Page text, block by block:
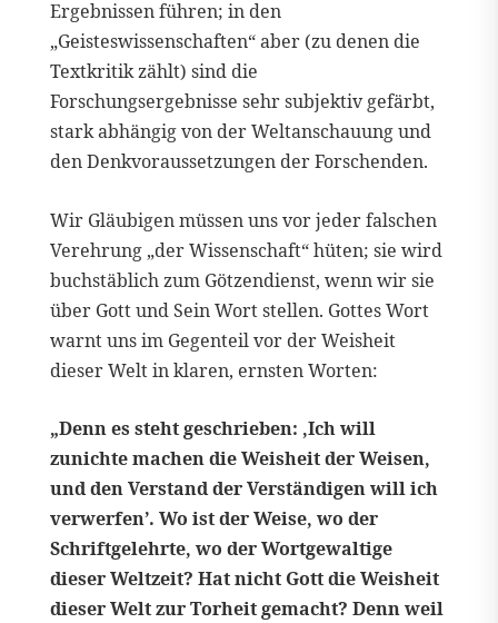
Ergebnissen führen; in den
„Geisteswissenschaften“ aber (zu denen die
Textkritik zählt) sind die
Forschungsergebnisse sehr subjektiv gefärbt,
stark abhängig von der Weltanschauung und
den Denkvoraussetzungen der Forschenden.
Wir Gläubigen müssen uns vor jeder falschen
Verehrung „der Wissenschaft“ hüten; sie wird
buchstäblich zum Götzendienst, wenn wir sie
über Gott und Sein Wort stellen. Gottes Wort
warnt uns im Gegenteil vor der Weisheit
dieser Welt in klaren, ernsten Worten:
„Denn es steht geschrieben: ‚Ich will
zunichte machen die Weisheit der Weisen,
und den Verstand der Verständigen will ich
verwerfen’. Wo ist der Weise, wo der
Schriftgelehrte, wo der Wortgewaltige
dieser Weltzeit? Hat nicht Gott die Weisheit
dieser Welt zur Torheit gemacht? Denn weil